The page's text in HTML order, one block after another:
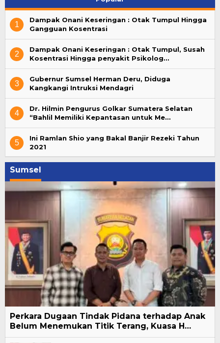
1
Dampak Onani Keseringan : Otak Tumpul Hingga
Gangguan Kosentrasi
2
Dampak Onani Keseringan : Otak Tumpul, Susah
Kosentrasi Hingga penyakit Psikolog…
3
Gubernur Sumsel Herman Deru, Diduga
Kangkangi Intruksi Mendagri
4
Dr. Hilmin Pengurus Golkar Sumatera Selatan
“Bahlil Memiliki Kepantasan untuk Me…
5
Ini Ramlan Shio yang Bakal Banjir Rezeki Tahun
2021
Sumsel
Perkara Dugaan Tindak Pidana terhadap Anak
Belum Menemukan Titik Terang, Kuasa H…